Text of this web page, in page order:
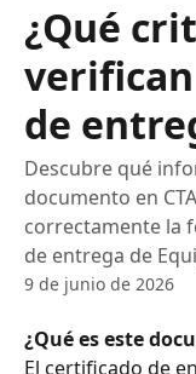
¿Qué
de
Descubre qué
documento en
correctamente la
de entrega de
9 de junio de 2026
¿Qué es este
El certificado de